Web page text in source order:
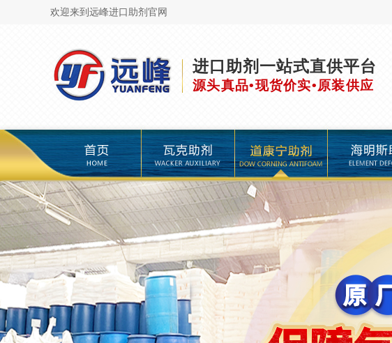
欢迎来到远峰进口助剂官网
进口助剂一站式直供平台
源头真品•现货价实•原装供应
瓦克助剂 道康宁助剂 海明斯助剂 品牌馆